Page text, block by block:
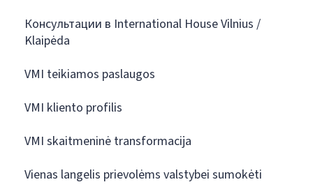
Консультации в International House Vilnius /
Klaipėda
VMI teikiamos paslaugos
VMI kliento profilis
VMI skaitmeninė transformacija
Vienas langelis prievolėms valstybei sumokėti